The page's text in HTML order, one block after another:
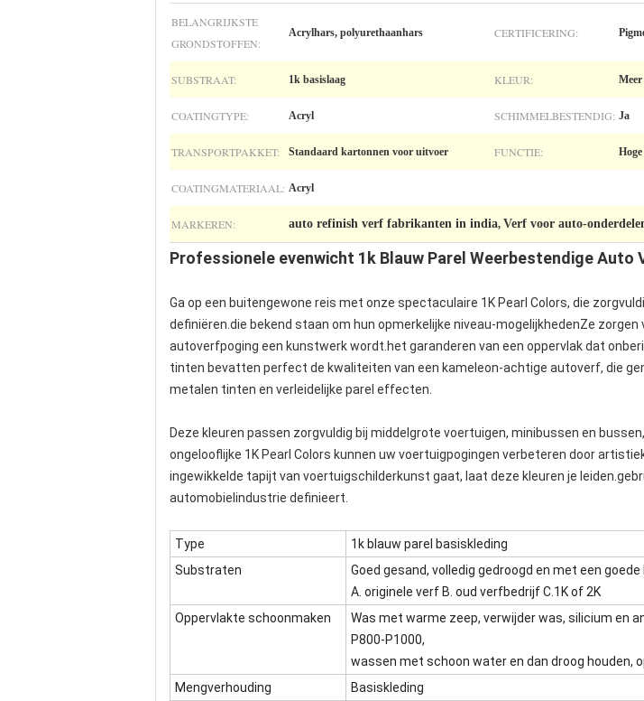
BELANGRIJKSTE
GRONDSTOFFEN:
Acrylhars, polyurethaanhars CERTIFICERING:
SUBSTRAAT: 1k basislaag KLEUR:
COATINGTYPE: Acryl SCHIMMELBESTENDIG: Ja
TRANSPORTPAKKET: Standaard kartonnen voor uitvoer FUNCTIE:
COATINGMATERIAAL: Acryl
MARKEREN: auto refinish verf fabrikanten in india, Verf voor auto-
Professionele evenwicht 1k Blauw Parel Weerbestendige Auto
Ga op een buitengewone reis met onze spectaculaire 1K Pearl Colors, die
definiëren.die bekend staan om hun opmerkelijke niveau-mogelijkhedenZe
autoverfpoging een kunstwerk wordt.het garanderen van een oppervlak dat
tinten bevatten perfect de kwaliteiten van een kameleon-achtige autoverf, die
metalen tinten en verleidelijke parel effecten.
Deze kleuren passen zorgvuldig bij middelgrote voertuigen, minibussen en
ongelooflijke 1K Pearl Colors kunnen uw voertuigpogingen verbeteren door
ingewikkelde tapijt van voertuigschilderkunst gaat, laat deze kleuren je
automobielindustrie definieert.
Type
1k blauw parel basiskleding
Substraten
Goed gesand, volledig gedroogd en met een
A. originele verf B. oud verfbedrijf C.1K of 2K
Oppervlakte schoonmaken
Was met warme zeep, verwijder was, silicium en
P800-P1000,
wassen met schoon water en dan droog houden,
Mengverhouding
Basiskleding